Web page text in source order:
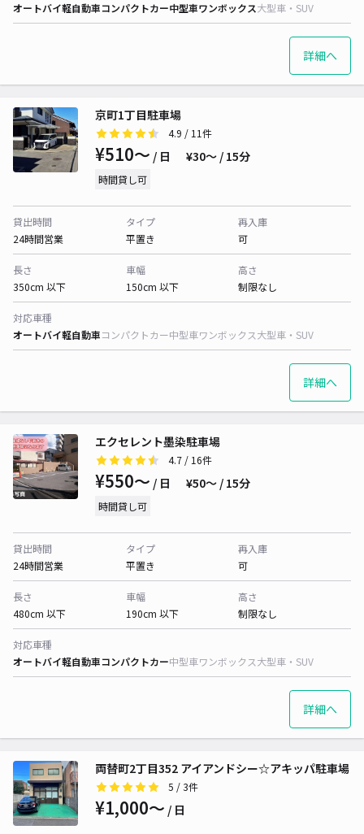
オートバイ軽自動車コンパクトカー中型車ワンボックス大型車・SUV
詳細へ
京町1丁目駐車場
4.9 / 11件
¥510〜 / 日 ¥30〜 / 15分
時間貸し可
貸出時間
24時間営業
タイプ
平置き
再入庫
可
長さ
350cm 以下
車幅
150cm 以下
高さ
制限なし
対応車種
オートバイ軽自動車コンパクトカー中型車ワンボックス大型車・SUV
詳細へ
エクセレント墨染駐車場
4.7 / 16件
¥550〜 / 日 ¥50〜 / 15分
時間貸し可
貸出時間
24時間営業
タイプ
平置き
再入庫
可
長さ
480cm 以下
車幅
190cm 以下
高さ
制限なし
対応車種
オートバイ軽自動車コンパクトカー中型車ワンボックス大型車・SUV
詳細へ
両替町2丁目352 アイアンドシー☆アキッパ駐車場
5 / 3件
¥1,000〜 / 日